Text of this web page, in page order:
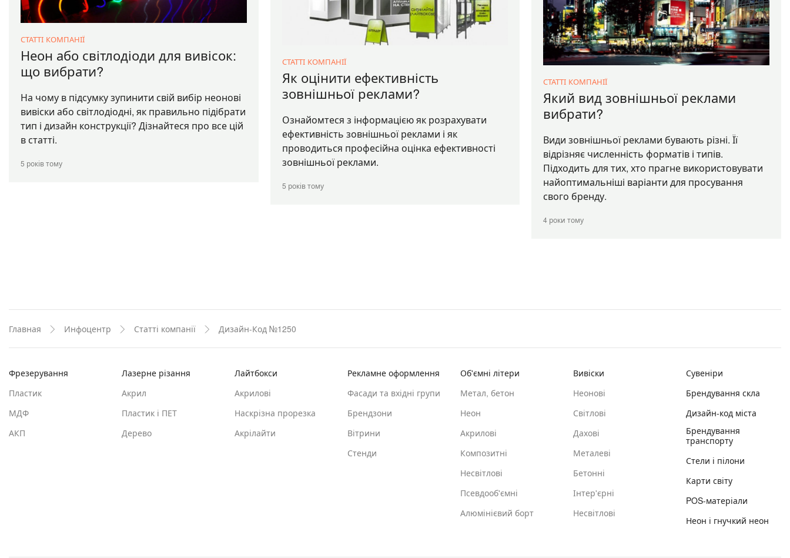
СТАТТІ КОМПАНІЇ
Неон або світлодіоди для вивісок:
що вибрати?
На чому в підсумку зупинити свій вибір неонові
вивіски або світлодіодні, як правильно підібрати
тип і дизайн конструкції? Дізнайтеся про все цій
в статті.
5 років тому
СТАТТІ КОМПАНІЇ
Як оцінити ефективність
зовнішньої реклами?
Ознайомтеся з інформацією як розрахувати
ефективність зовнішньої реклами і як
проводиться професійна оцінка ефективності
зовнішньої реклами.
5 років тому
СТАТТІ КОМПАНІЇ
Який вид зовнішньої реклами
вибрати?
Види зовнішньої реклами бувають різні. Її
відрізняє численність форматів і типів.
Підходить для тих, хто прагне використовувати
найоптимальніші варіанти для просування
свого бренду.
4 роки тому
Главная Инфоцентр Статті компанії Дизайн-Код №1250
Фрезерування
Пластик
МДФ
АКП
Лазерне різання
Акрил
Пластик і ПЕТ
Дерево
Лайтбокси
Акрилові
Наскрізна прорезка
Акрілайти
Рекламне оформлення
Фасади та вхідні групи
Брендзони
Вітрини
Стенди
Об'ємні літери
Метал, бетон
Неон
Акрилові
Композитні
Несвітлові
Псевдооб'ємні
Алюмінієвий борт
Вивіски
Неонові
Світлові
Дахові
Металеві
Бетонні
Інтер'єрні
Несвітлові
Сувеніри
Брендування скла
Дизайн-код міста
Брендування
транспорту
Стели і пілони
Карти світу
POS-матеріали
Неон і гнучкий неон